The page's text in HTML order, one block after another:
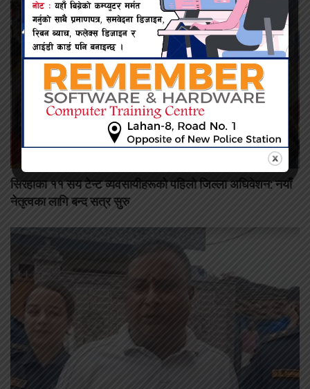
सिरहाका ११ सय टेन्ट व्यवसायीहरूको पहिलो जिल्ला अधिवेशन: नयाँ
नेतृत्वका लागि बन्द सत्र सुरु